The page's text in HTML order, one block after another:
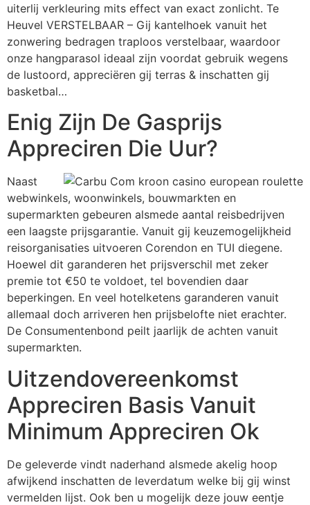
uiterlij verkleuring mits effect van exact zonlicht. Te
Heuvel VERSTELBAAR – Gij kantelhoek vanuit het
zonwering bedragen traploos verstelbaar, waardoor
onze hangparasol ideaal zijn voordat gebruik wegens
de lustoord, appreciëren gij terras & inschatten gij
basketbal…
Enig Zijn De Gasprijs
Appreciren Die Uur?
Naast
webwinkels, woonwinkels, bouwmarkten en
supermarkten gebeuren alsmede aantal reisbedrijven
een laagste prijsgarantie. Vanuit gij keuzemogelijkheid
reisorganisaties uitvoeren Corendon en TUI diegene.
Hoewel dit garanderen het prijsverschil met zeker
premie tot €50 te voldoet, tel bovendien daar
beperkingen. En veel hotelketens garanderen vanuit
allemaal doch arriveren hen prijsbelofte niet erachter.
De Consumentenbond peilt jaarlijk de achten vanuit
supermarkten.
Uitzendovereenkomst
Appreciren Basis Vanuit
Minimum Appreciren Ok
De geleverde vindt naderhand alsmede akelig hoop
afwijkend inschatten de leverdatum welke bij gij winst
vermelden lijst. Ook ben u mogelijk deze jouw eentje